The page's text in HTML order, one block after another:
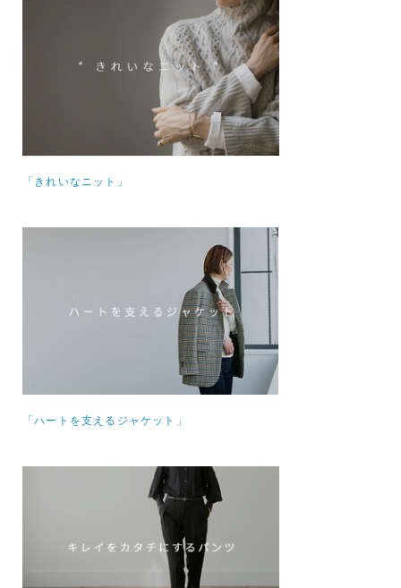
「きれいなニット」
「ハートを支えるジャケット」